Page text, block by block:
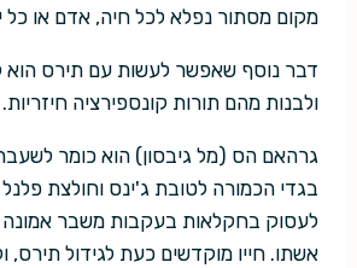
מקום מסתור נפלא לכל חיה, אדם או כל
דבר נוסף שאפשר לעשות עם תירס הוא
ולבנות מהם תורות קונספירציה חיזריות.
גרהאם הס (מל גיבסון) הוא כומר
בגדי הכמורה לטובת ג'ינס וחולצת
לעסוק בחקלאות בעקבות משבר
אשתו. חייו מוקדשים כעת לגידול תירס,